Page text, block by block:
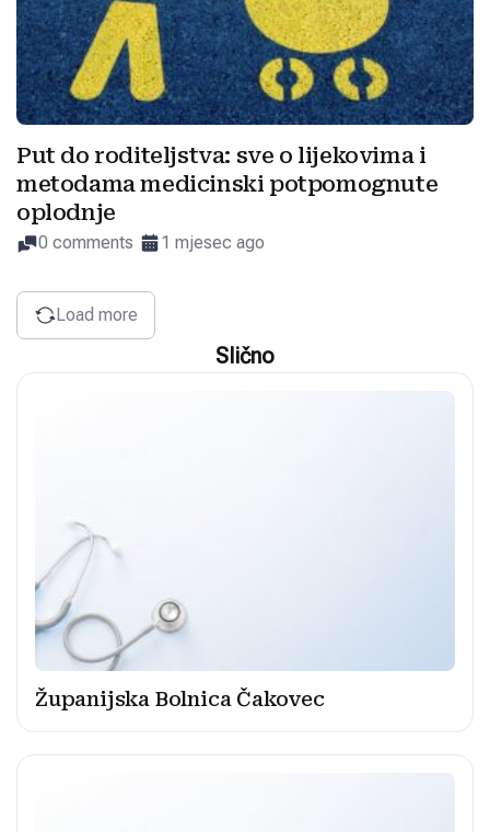
Put do roditeljstva: sve o lijekovima i
metodama medicinski potpomognute
oplodnje
0 comments 1 mjesec ago
Load more
Slično
Županijska Bolnica Čakovec